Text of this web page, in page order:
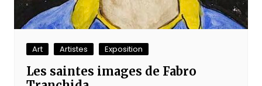
Art Artistes Exposition
Les saintes images de Fabro